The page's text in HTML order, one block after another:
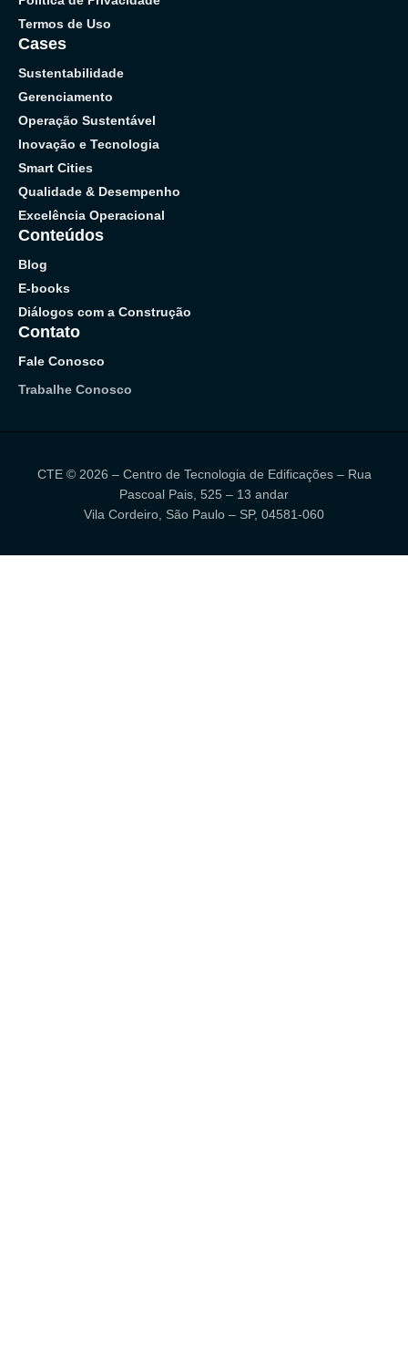
Termos de Uso
Cases
Sustentabilidade
Gerenciamento
Operação Sustentável
Inovação e Tecnologia
Smart Cities
Qualidade & Desempenho
Excelência Operacional
Conteúdos
Blog
E-books
Diálogos com a Construção
Contato
Fale Conosco
Trabalhe Conosco
CTE © 2026 – Centro de Tecnologia de Edificações – Rua
Pascoal Pais, 525 – 13 andar
Vila Cordeiro, São Paulo – SP, 04581-060